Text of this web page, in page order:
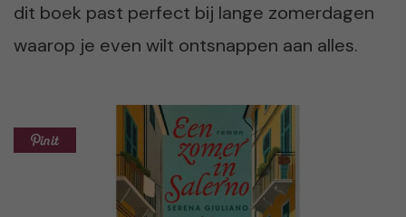
dit boek past perfect bij lange zomerdagen
waarop je even wilt ontsnappen aan alles.